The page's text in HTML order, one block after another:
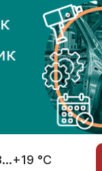
°С